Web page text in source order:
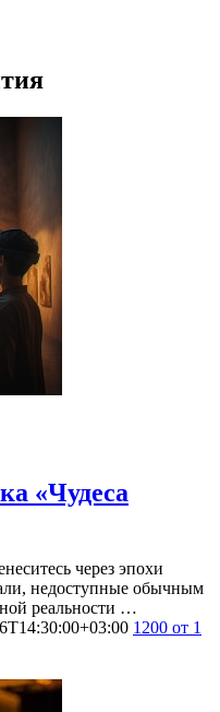
«Чудеса
через эпохи
недоступные обычным
реальности …
1200 от 1